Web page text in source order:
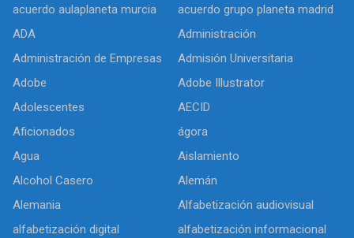
acuerdo aulaplaneta murcia
acuerdo grupo planeta madrid
ADA
Administración
Administración de Empresas
Admisión Universitaria
Adobe
Adobe Illustrator
Adolescentes
AECID
Aficionados
ágora
Agua
Aislamiento
Alcohol Casero
Alemán
Alemania
Alfabetización audiovisual
alfabetización digital
alfabetización informacional